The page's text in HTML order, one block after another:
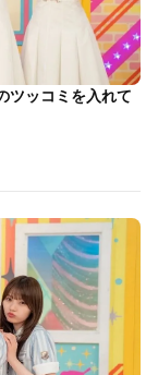
ツッコミを入れて